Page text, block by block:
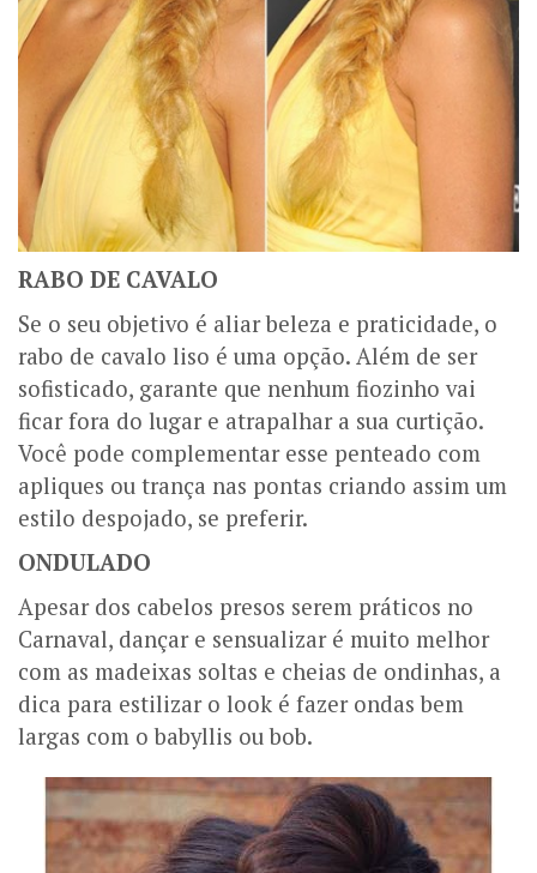
RABO DE CAVALO
Se o seu objetivo é aliar beleza e praticidade, o
rabo de cavalo liso é uma opção. Além de ser
sofisticado, garante que nenhum fiozinho vai
ficar fora do lugar e atrapalhar a sua curtição.
Você pode complementar esse penteado com
apliques ou trança nas pontas criando assim um
estilo despojado, se preferir.
ONDULADO
Apesar dos cabelos presos serem práticos no
Carnaval, dançar e sensualizar é muito melhor
com as madeixas soltas e cheias de ondinhas, a
dica para estilizar o look é fazer ondas bem
largas com o babyllis ou bob.